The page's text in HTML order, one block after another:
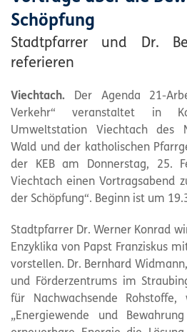
Schöpfung
Stadtpfarrer und Dr.
referieren
Viechtach. Der Agenda 21-
Verkehr“ veranstaltet in
Umweltstation Viechtach des
Wald und der katholischen
der KEB am Donnerstag, 25.
Viechtach einen Vortragsabend
der Schöpfung“. Beginn ist um
Stadtpfarrer Dr. Werner Konrad
Enzyklika von Papst Franziskus
vorstellen. Dr. Bernhard
und Förderzentrums im
für Nachwachsende
„Energiewende und